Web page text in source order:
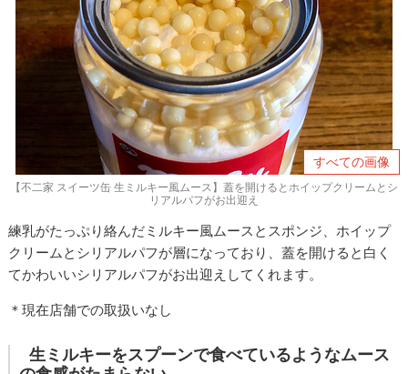
すべての画像
【不二家 スイーツ缶 生ミルキー風ムース】蓋を開けるとホイップクリームとシ
リアルパフがお出迎え
練乳がたっぷり絡んだミルキー風ムースとスポンジ、ホイップ
クリームとシリアルパフが層になっており、蓋を開けると白く
てかわいいシリアルパフがお出迎えしてくれます。
＊現在店舗での取扱いなし
生ミルキーをスプーンで食べているようなムース